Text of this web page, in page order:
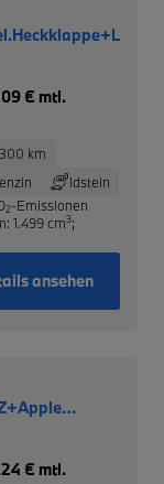
€ mtl.
km
Idstein
2-Emissionen
1.499 cm3;
ansehen
€ mtl.